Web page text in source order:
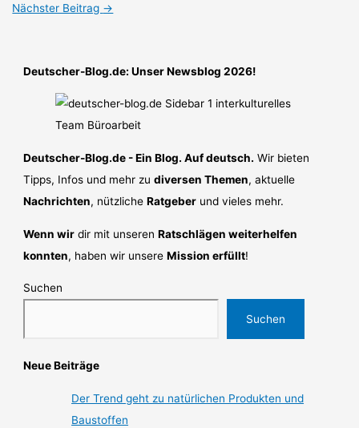
Nächster Beitrag →
Deutscher-Blog.de: Unser Newsblog 2026!
Deutscher-Blog.de - Ein Blog. Auf deutsch. Wir bieten
Tipps, Infos und mehr zudiversen Themen, aktuelle
Nachrichten, nützlicheRatgeber und vieles mehr.
Wenn wir dir mit unserenRatschlägen weiterhelfen
konnten, haben wir unsereMission erfüllt!
Suchen
Suchen
Neue Beiträge
Der Trend geht zu natürlichen Produkten und
Baustoffen